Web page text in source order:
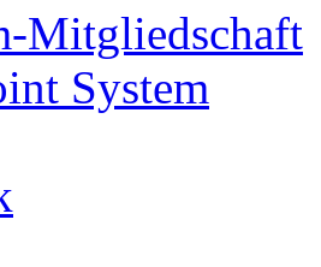
Mitgliedschaft
System